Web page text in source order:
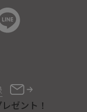
ゼント！